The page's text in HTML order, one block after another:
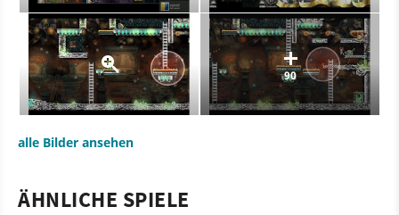
90
alle Bilder ansehen
ÄHNLICHE SPIELE